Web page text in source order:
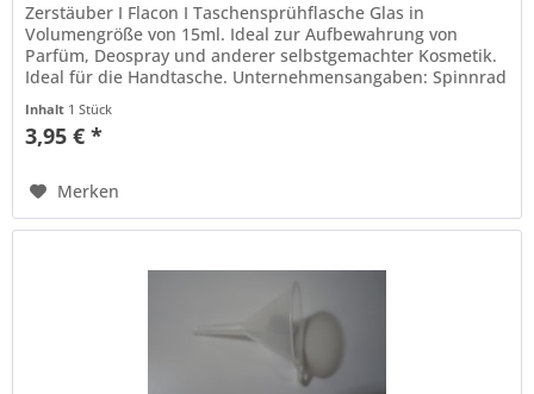
Zerstäuber I Flacon I Taschensprühflasche Glas in
Volumengröße von 15ml. Ideal zur Aufbewahrung von
Parfüm, Deospray und anderer selbstgemachter Kosmetik.
Ideal für die Handtasche. Unternehmensangaben: Spinnrad
Inhalt 1 Stück
3,95 € *
Merken